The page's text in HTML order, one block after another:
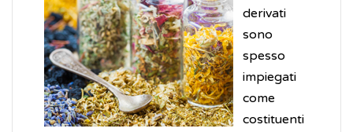
derivati
sono
spesso
impiegati
come
costituenti